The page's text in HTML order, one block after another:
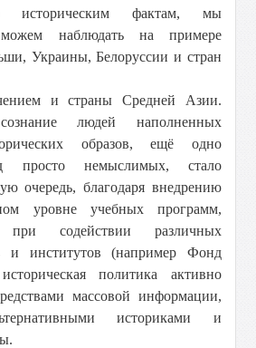
историческим фактам, мы
наблюдать на примере
Украины, Белоруссии и стран
и страны Средней Азии.
людей наполненных
образов, ещё одно
просто немыслимых, стало
очередь, благодаря внедрению
уровне учебных программ,
при содействии различных
и институтов (например Фонд
политика активно
массовой информации,
историками и